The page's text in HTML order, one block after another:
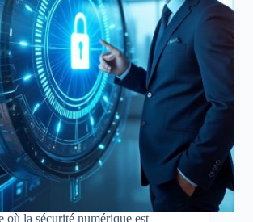
où la sécurité numérique est